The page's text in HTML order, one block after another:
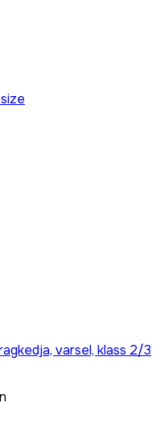
varsel, klass 2/3